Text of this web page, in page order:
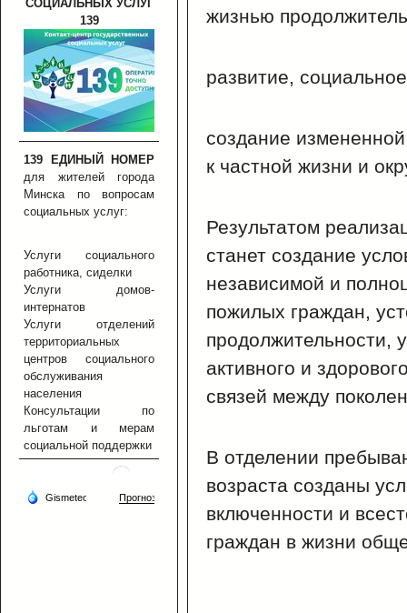
СОЦИАЛЬНЫХ УСЛУГ
139
139 ЕДИНЫЙ НОМЕР
для жителей города
Минска по вопросам
социальных услуг:
Услуги социального
работника, сиделки
Услуги домов-
интернатов
Услуги отделений
территориальных
центров социального
обслуживания
населения
Консультации по
льготам и мерам
социальной поддержки
жизнью
развитие,
создание
к частной жизни и
Результатом
станет создание
независимой и
пожилых граждан,
продолжительности,
активного и
связей между
В отделении
возраста созданы
включенности и
граждан в жизни